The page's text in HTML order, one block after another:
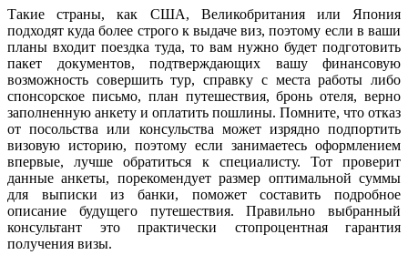
Такие страны, как США, Великобритания или Япония
подходят куда более строго к выдаче виз, поэтому если в ваши
планы входит поездка туда, то вам нужно будет подготовить
пакет документов, подтверждающих вашу финансовую
возможность совершить тур, справку с места работы либо
спонсорское письмо, план путешествия, бронь отеля, верно
заполненную анкету и оплатить пошлины. Помните, что отказ
от посольства или консульства может изрядно подпортить
визовую историю, поэтому если занимаетесь оформлением
впервые, лучше обратиться к специалисту. Тот проверит
данные анкеты, порекомендует размер оптимальной суммы
для выписки из банки, поможет составить подробное
описание будущего путешествия. Правильно выбранный
консультант это практически стопроцентная гарантия
получения визы.